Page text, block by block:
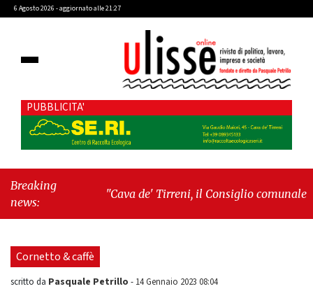
6 Agosto 2026 - aggiornato alle 21:27
PUBBLICITA'
Breaking
news:
"Cava de' Tirreni, il Consiglio comunale
Mare, giornata storica: la ceramica ammessa
alla fase europea per l’IGP"
Cornetto & caffè
scritto da Pasquale Petrillo - 14 Gennaio 2023 08:04